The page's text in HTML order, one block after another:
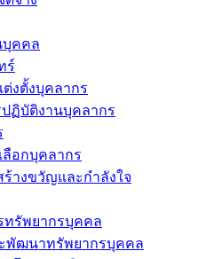
บุคคล
ร์
งตั้งบุคลากร
ปฏิบัติงานบุคลากร
ลือกบุคลากร
างขวัญและกำลังใจ
ทรัพยากรบุคคล
พัฒนาทรัพยากรบุคคล